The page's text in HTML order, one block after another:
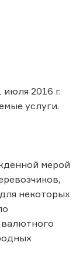
2016 г.
услуги.
мерой
некоторых